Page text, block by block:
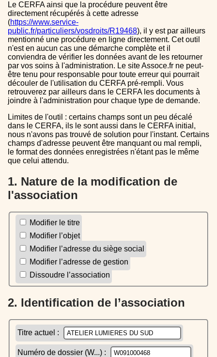
Le CERFA ainsi que la procédure peuvent être
directement récupérés à cette adresse
(https://www.service-
public.fr/particuliers/vosdroits/R19468), il y est par ailleurs
mentionné une procédure en ligne directement. Cet outil
n'est en aucun cas une démarche complète et il
conviendra de vérifier les données avant de les retourner
par vos soins à l'administration. Le site Assoce.fr ne peut-
être tenu pour responsable pour toute erreur qui pourrait
découler de l'utilisation du CERFA pré-rempli. Vous
retrouverez par ailleurs dans le CERFA les documents à
joindre à l'administration pour chaque type de demande.
Limites de l'outil : certains champs sont un peu décalé
dans le CERFA, ils le sont aussi dans le CERFA initial,
nous n'avons pas trouvé de solution pour l'instant. Certains
champs d'adresse peuvent être manquant ou mal rempli,
le format des données enregistrées n'étant pas le même
que celui attendu.
1. Nature de la modification de
l'association
Modifier le titre
Modifier l’objet
Modifier l’adresse du siège social
Modifier l’adresse de gestion
Dissoudre l’association
2. Identification de l’association
Titre actuel :
Numéro de dossier (W...) :